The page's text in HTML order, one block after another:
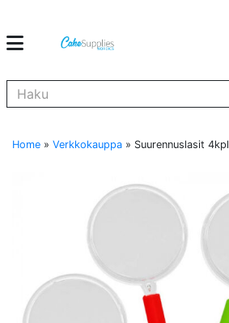
Home » Verkkokauppa » Suurennuslasit 4kpl